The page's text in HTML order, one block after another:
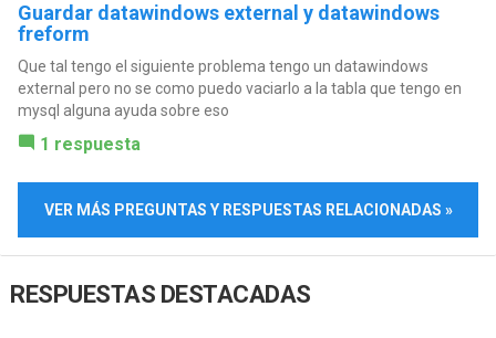
Guardar datawindows external y datawindows
freform
Que tal tengo el siguiente problema tengo un datawindows
external pero no se como puedo vaciarlo a la tabla que tengo en
mysql alguna ayuda sobre eso
1 respuesta
VER MÁS PREGUNTAS Y RESPUESTAS RELACIONADAS »
RESPUESTAS DESTACADAS